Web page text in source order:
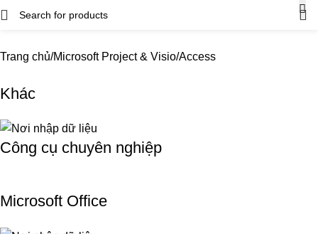
Trang chủ Microsoft Project & Visio Access
Khác
Công cụ chuyên nghiệp
Microsoft Office